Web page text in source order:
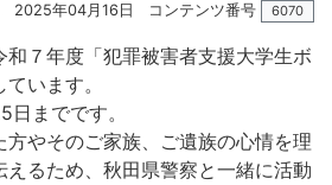
2025年04月16日 コンテンツ番号 6070
７年度「犯罪被害者支援大学生ボ
ています。
までです。
やそのご家族、ご遺族の心情を理
るため、秋田県警察と一緒に活動